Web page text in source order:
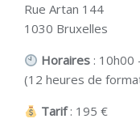
Rue Artan 144
1030 Bruxelles
Horaires : 10h00
(12 heures de
Tarif: 195 €